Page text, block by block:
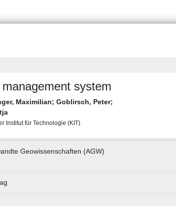
system
Maximilian; Goblirsch, Peter;
Institut für Technologie (KIT)
Geowissenschaften (AGW)